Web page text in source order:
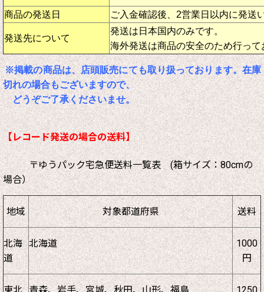
商品の発送日 ご入金確認後、2営業日以内に発送
発送先について
発送は日本国内のみです。
海外発送は商品の安全のため行って
※掲載の商品は、店頭販売にても取り扱っております。在庫
切れの場合もございますので、
どうぞご了承くださいませ。
【レコード発送の場合の送料】
〒ゆうパック宅急便送料一覧表 (箱サイズ：80cmの
場合）
地域 対象都道府県 送料
北海
道
北海道
1000
円
東北 青森、岩手、宮城、秋田、山形、福島 1250